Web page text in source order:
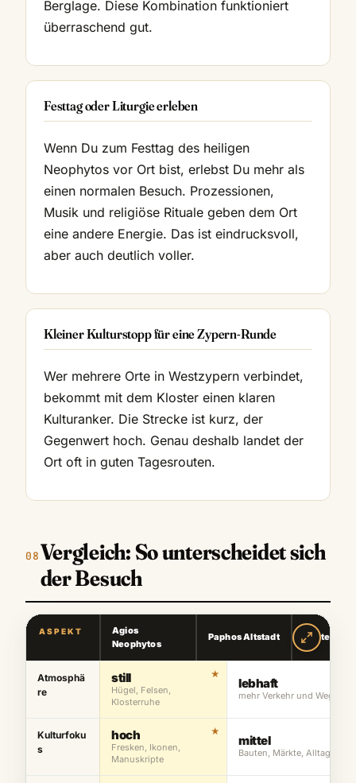
Berglage. Diese Kombination funktioniert
überraschend gut.
Festtag oder Liturgie erleben
Wenn Du zum Festtag des heiligen
Neophytos vor Ort bist, erlebst Du mehr als
einen normalen Besuch. Prozessionen,
Musik und religiöse Rituale geben dem Ort
eine andere Energie. Das ist eindrucksvoll,
aber auch deutlich voller.
Kleiner Kulturstopp für eine Zypern-Runde
Wer mehrere Orte in Westzypern verbindet,
bekommt mit dem Kloster einen klaren
Kulturanker. Die Strecke ist kurz, der
Gegenwert hoch. Genau deshalb landet der
Ort oft in guten Tagesrouten.
Vergleich: So unterscheidet sich
der Besuch
ASPEKT
Agios
Neophytos
Paphos Altstadt
Atmosphä
re
still
Hügel, Felsen,
Klosterruhe
lebhaft
mehr Verkehr und Wege
Kulturfoku
s
hoch
Fresken, Ikonen,
Manuskripte
mittel
Bauten, Märkte, Alltag